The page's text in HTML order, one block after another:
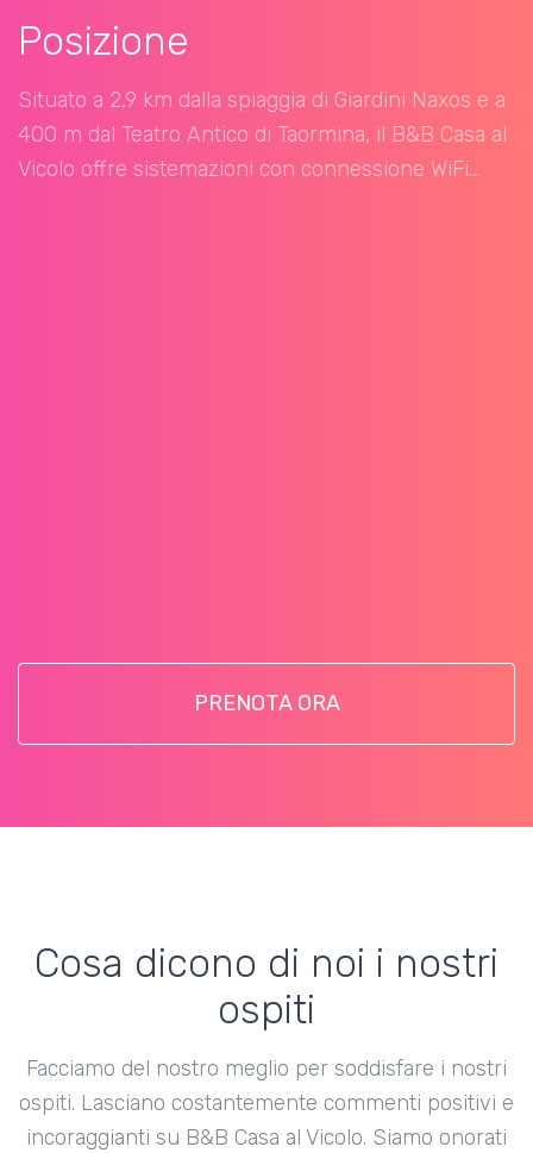
Posizione
Situato a 2,9 km dalla spiaggia di Giardini Naxos e a
400 m dal Teatro Antico di Taormina, il B&B Casa al
Vicolo offre sistemazioni con connessione WiFi...
PRENOTA ORA
Cosa dicono di noi i nostri
ospiti
Facciamo del nostro meglio per soddisfare i nostri
ospiti. Lasciano costantemente commenti positivi e
incoraggianti su B&B Casa al Vicolo. Siamo onorati